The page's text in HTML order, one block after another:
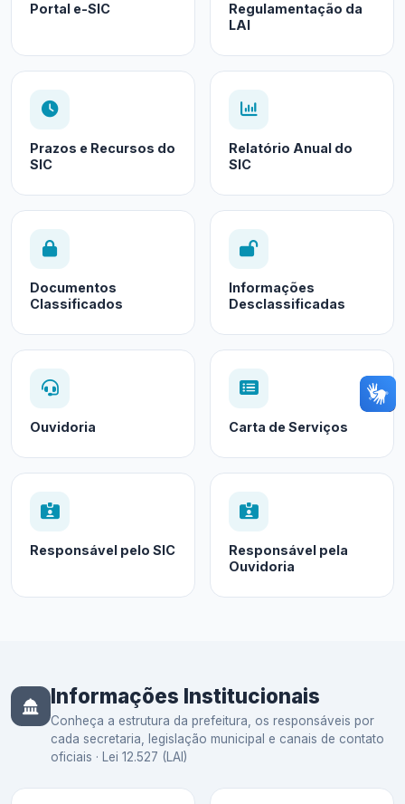
Portal e-SIC
Regulamentação da
LAI
Prazos e Recursos do
SIC
Relatório Anual do
SIC
Documentos
Classificados
Informações
Desclassificadas
Ouvidoria Carta de Serviços
Responsável pelo SIC
Responsável pela
Ouvidoria
Informações Institucionais
Conheça a estrutura da prefeitura, os responsáveis por
cada secretaria, legislação municipal e canais de contato
oficiais · Lei 12.527 (LAI)